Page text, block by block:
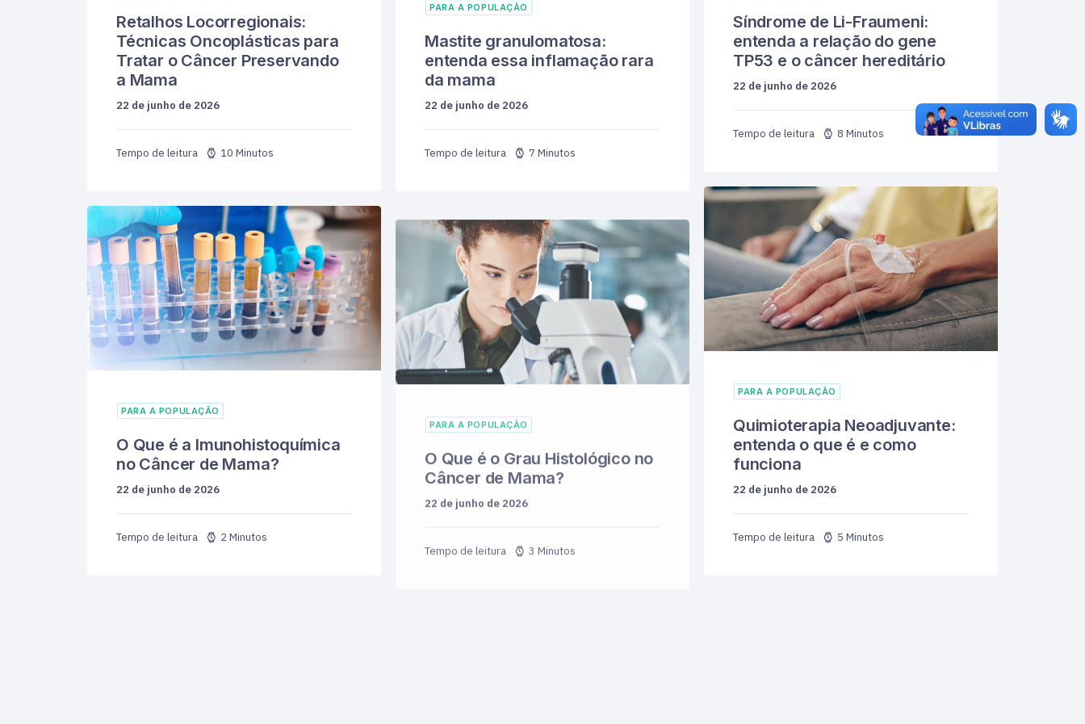
Retalhos Locorregionais:
Técnicas Oncoplásticas para
Tratar o Câncer Preservando
a Mama
22 de junho de 2026
10 Minutos
Síndrome de Li-Fraumeni:
entenda a relação do gene
TP53 e o câncer hereditário
22 de junho de 2026
8 Minutos
PARA A POPULAÇÃO
Mastite granulomatosa:
entenda essa inflamação rara
da mama
22 de junho de 2026
7 Minutos
PARA A POPULAÇÃO
Quimioterapia Neoadjuvante:
entenda o que é e como
funciona
22 de junho de 2026
5 Minutos
PARA A POPULAÇÃO
O Que é a Imunohistoquímica
no Câncer de Mama?
22 de junho de 2026
2 Minutos
Câncer de Mama?